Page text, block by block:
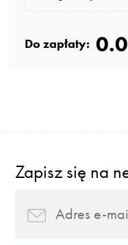
Do zapłaty:
Zapisz się na